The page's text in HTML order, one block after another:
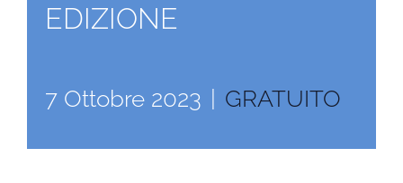
EDIZIONE
7 Ottobre 2023 GRATUITO